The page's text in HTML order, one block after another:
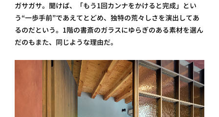
ガサガサ。聞けば、「もう1回カンナをかけると完成」とい
う“一歩手前”であえてとどめ、独特の荒々しさを演出してあ
るのだという。1階の書斎のガラスにゆらぎのある素材を選ん
だのもまた、同じような理由だ。